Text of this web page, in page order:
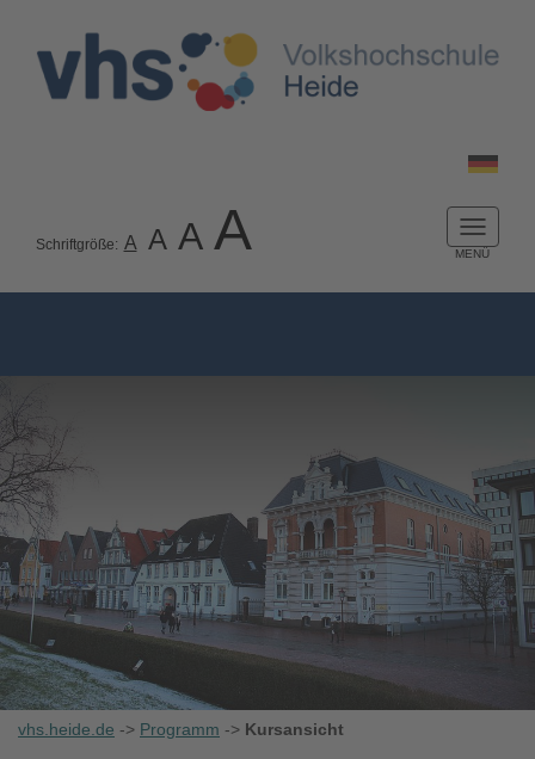
Schriftgröße: A A A A
vhs.heide.de -> Programm -> Kursansicht